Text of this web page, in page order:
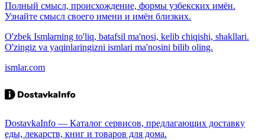
Полный смысл, происхождение, формы узбекских имён.
Узнайте смысл своего имени и имён близких.
O'zbek Ismlarning to'liq, batafsil ma'nosi, kelib chiqishi, shakllari.
O'zingiz va yaqinlaringizni ismlari ma'nosini bilib oling.
ismlar.com
DostavkaInfo — Каталог сервисов, предлагающих доставку
еды, лекарств, книг и товаров для дома.